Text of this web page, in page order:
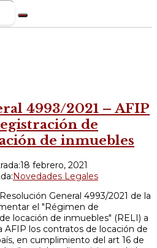
4993/2021 – AFIP
de
de inmuebles
18 febrero, 2021
Novedades Legales
General 4993/2021 de la
el "Régimen de
locación de inmuebles" (RELI) a
AFIP los contratos de locación de
en cumplimiento del art 16 de